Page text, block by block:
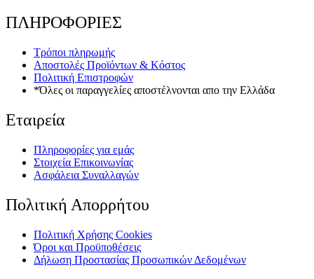
ΠΛΗΡΟΦΟΡΙΕΣ
Τρόποι πληρωμής
Αποστολές Προϊόντων & Κόστος
Πολιτική Επιστροφών
*Όλες οι παραγγελίες αποστέλνονται απο την Ελλάδα
Εταιρεία
Πληροφορίες για εμάς
Στοιχεία Επικοινωνίας
Ασφάλεια Συναλλαγών
Πολιτική Απορρήτου
Πολιτική Xρήσης Cookies
Όροι και Προϋποθέσεις
Δήλωση Προστασίας Προσωπικών Δεδομένων